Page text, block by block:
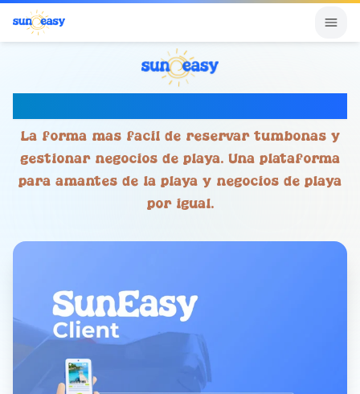
La forma más fácil de reservar tumbonas y
gestionar negocios de playa. Una plataforma
para amantes de la playa y negocios de playa
por igual.